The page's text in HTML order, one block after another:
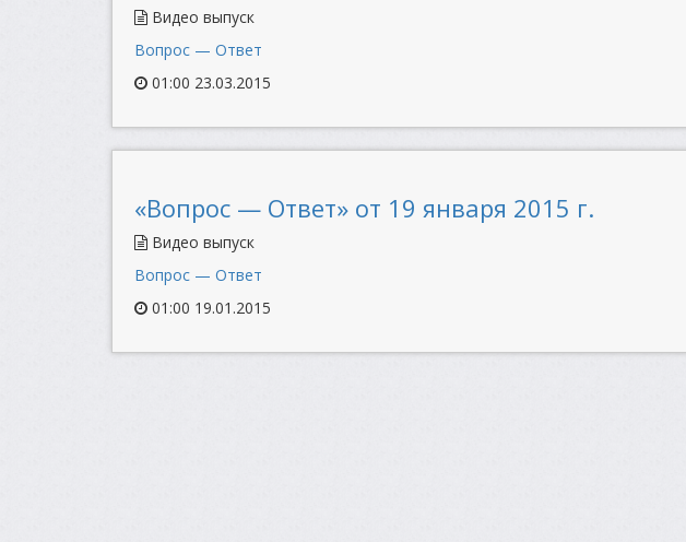
Видео выпуск
Вопрос — Ответ
01:00 23.03.2015
«Вопрос — Ответ» от 19 января 2015 г.
Видео выпуск
Вопрос — Ответ
01:00 19.01.2015